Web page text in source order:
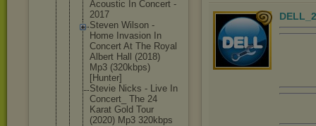
Acoustic In Concert -
2017
Steven Wilson -
Home Invasion In
Concert At The Royal
Albert Hall (2018)
Mp3 (320kbps)
[Hunter]
Stevie Nicks - Live In
Concert_ The 24
Karat Gold Tour
(2020) Mp3 320kbps